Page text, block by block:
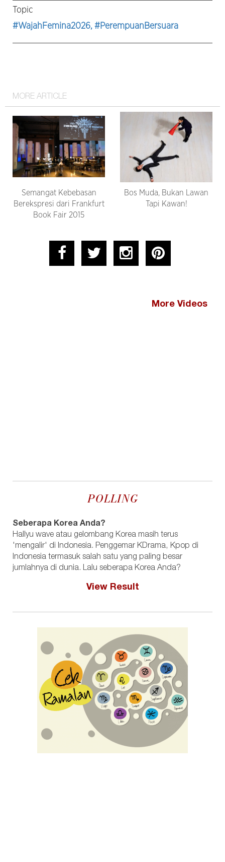
Topic
#WajahFemina2026, #PerempuanBersuara
MORE ARTICLE
Semangat Kebebasan
Berekspresi dari Frankfurt
Book Fair 2015
Bos Muda, Bukan Lawan
Tapi Kawan!
More Videos
POLLING
Seberapa Korea Anda?
Hallyu wave atau gelombang Korea masih terus
'mengalir' di Indonesia. Penggemar KDrama, Kpop di
Indonesia termasuk salah satu yang paling besar
jumlahnya di dunia. Lalu seberapa Korea Anda?
View Result